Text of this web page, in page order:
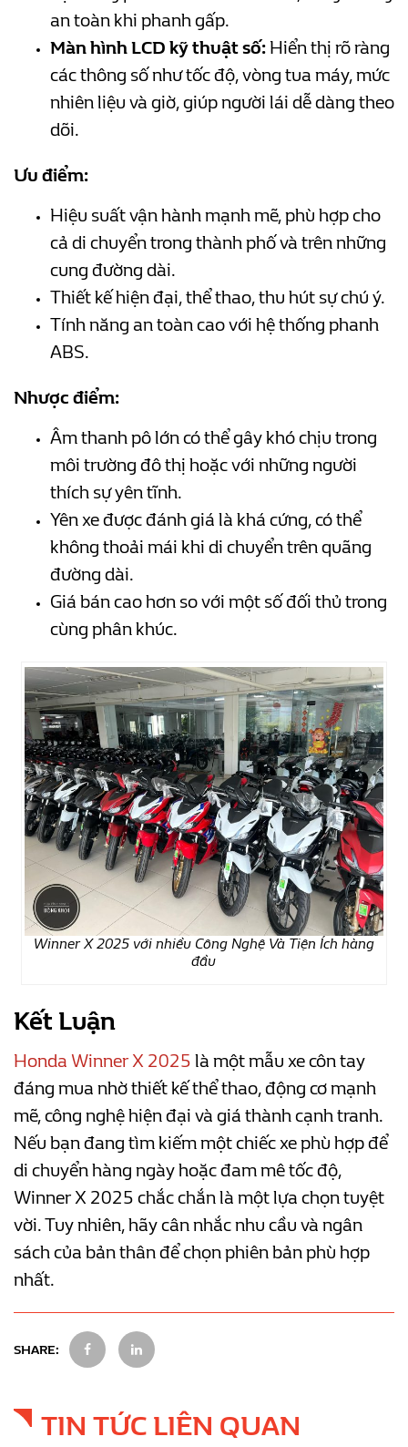
an toàn khi phanh gấp.
Màn hình LCD kỹ thuật số: Hiển thị rõ ràng
các thông số như tốc độ, vòng tua máy, mức
nhiên liệu và giờ, giúp người lái dễ dàng theo
dõi.
Ưu điểm:
Hiệu suất vận hành mạnh mẽ, phù hợp cho
cả di chuyển trong thành phố và trên những
cung đường dài.
Thiết kế hiện đại, thể thao, thu hút sự chú ý.
Tính năng an toàn cao với hệ thống phanh
ABS.
Nhược điểm:
Âm thanh pô lớn có thể gây khó chịu trong
môi trường đô thị hoặc với những người
thích sự yên tĩnh.
Yên xe được đánh giá là khá cứng, có thể
không thoải mái khi di chuyển trên quãng
đường dài.
Giá bán cao hơn so với một số đối thủ trong
cùng phân khúc.
Winner X 2025 với nhiều Công Nghệ Và Tiện Ích hàng
đầu
Kết Luận
Honda Winner X 2025 là một mẫu xe côn tay
đáng mua nhờ thiết kế thể thao, động cơ mạnh
mẽ, công nghệ hiện đại và giá thành cạnh tranh.
Nếu bạn đang tìm kiếm một chiếc xe phù hợp để
di chuyển hàng ngày hoặc đam mê tốc độ,
Winner X 2025 chắc chắn là một lựa chọn tuyệt
vời. Tuy nhiên, hãy cân nhắc nhu cầu và ngân
sách của bản thân để chọn phiên bản phù hợp
nhất.
SHARE:
TIN TỨC LIÊN QUAN